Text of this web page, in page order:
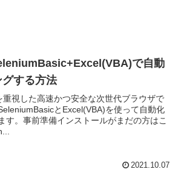
で自動
する方法
視した高速かつ安全な次世代ブラウザで
とExcel(VBA)を使って自動化
す。事前準備インストールがまだの方はこ
2021.10.07